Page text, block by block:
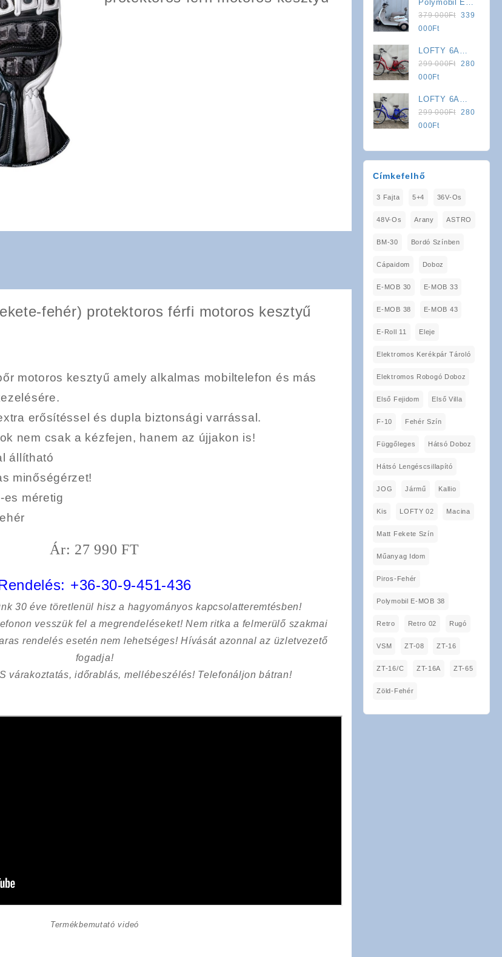
fehér) protektoros férfi motoros kesztyű
motoros kesztyű amely alkalmas mobiltelefon és más
erősítéssel és dupla biztonsági varrással.
nem csak a kézfejen, hanem az újjakon is!
állítható
minőségérzet!
es méretig
Ár: 27 990 FT
+36-30-9-451-436
30 éve töretlenül hisz a hagyományos kapcsolatteremtésben!
vesszük fel a megrendeléseket! Nem ritka a felmerülő szakmai
rendelés esetén nem lehetséges! Hívását azonnal az üzletvezető
fogadja!
várakoztatás, időrablás, mellébeszélés! Telefonáljon bátran!
Termékbemutató videó
Jármű (Kék-
Szürke)
379
000Ft.
is:
339
000Ft.
Polymobil E-
MOB 40/A
Elektromos
Jármű (Fehér-
Szürke)
379 000Ft Original
379
000Ft.
339
000FtCurrent
is:
339
000Ft.
LOFTY 6A
Tetra
Elektromos
(Piros
Színben)
299 000Ft Original
299
000Ft.
280
000FtCurrent
is:
280
000Ft.
LOFTY 6A
Tetra
Elektromos
(Kék
Színben)
299 000Ft Original
299
000Ft.
280
000FtCurrent
is:
280
Címkefelhő
3 Fajta 5+4 36V-Os
48V-Os Arany ASTRO
BM-30 Bordó Színben
Cápaidom Doboz
E-MOB 30 E-MOB 33
E-MOB 38 E-MOB 43
E-Roll 11 Eleje
Elektromos Kerékpár Tároló
Elektromos Robogó Doboz
Első Fejidom Első Villa
F-10 Fehér Szín
Függőleges Hátsó Doboz
Hátsó Lengéscsillapító
JOG Jármű Kallio
Kis LOFTY 02 Macina
Matt Fekete Szín
Műanyag Idom
Piros-Fehér
Polymobil E-MOB 38
Retro Retro 02 Rugó
VSM ZT-08 ZT-16
ZT-16/C ZT-16A ZT-65
Zöld-Fehér